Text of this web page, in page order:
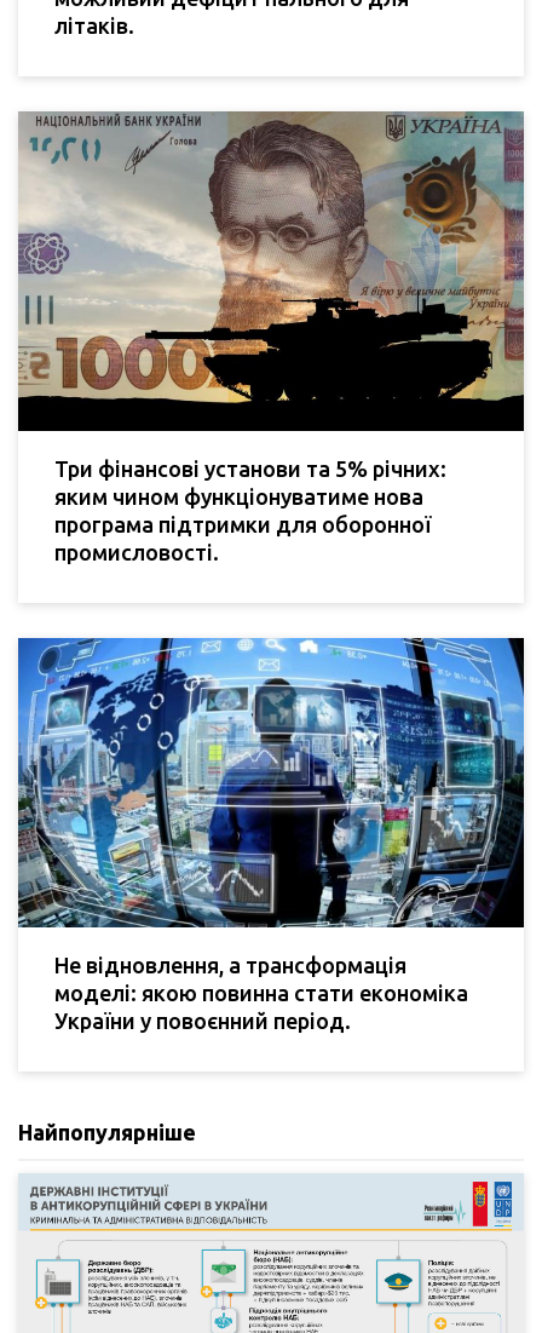
літаків.
Три фінансові установи та 5% річних:
яким чином функціонуватиме нова
програма підтримки для оборонної
промисловості.
Не відновлення, а трансформація
моделі: якою повинна стати економіка
України у повоєнний період.
Найпопулярніше